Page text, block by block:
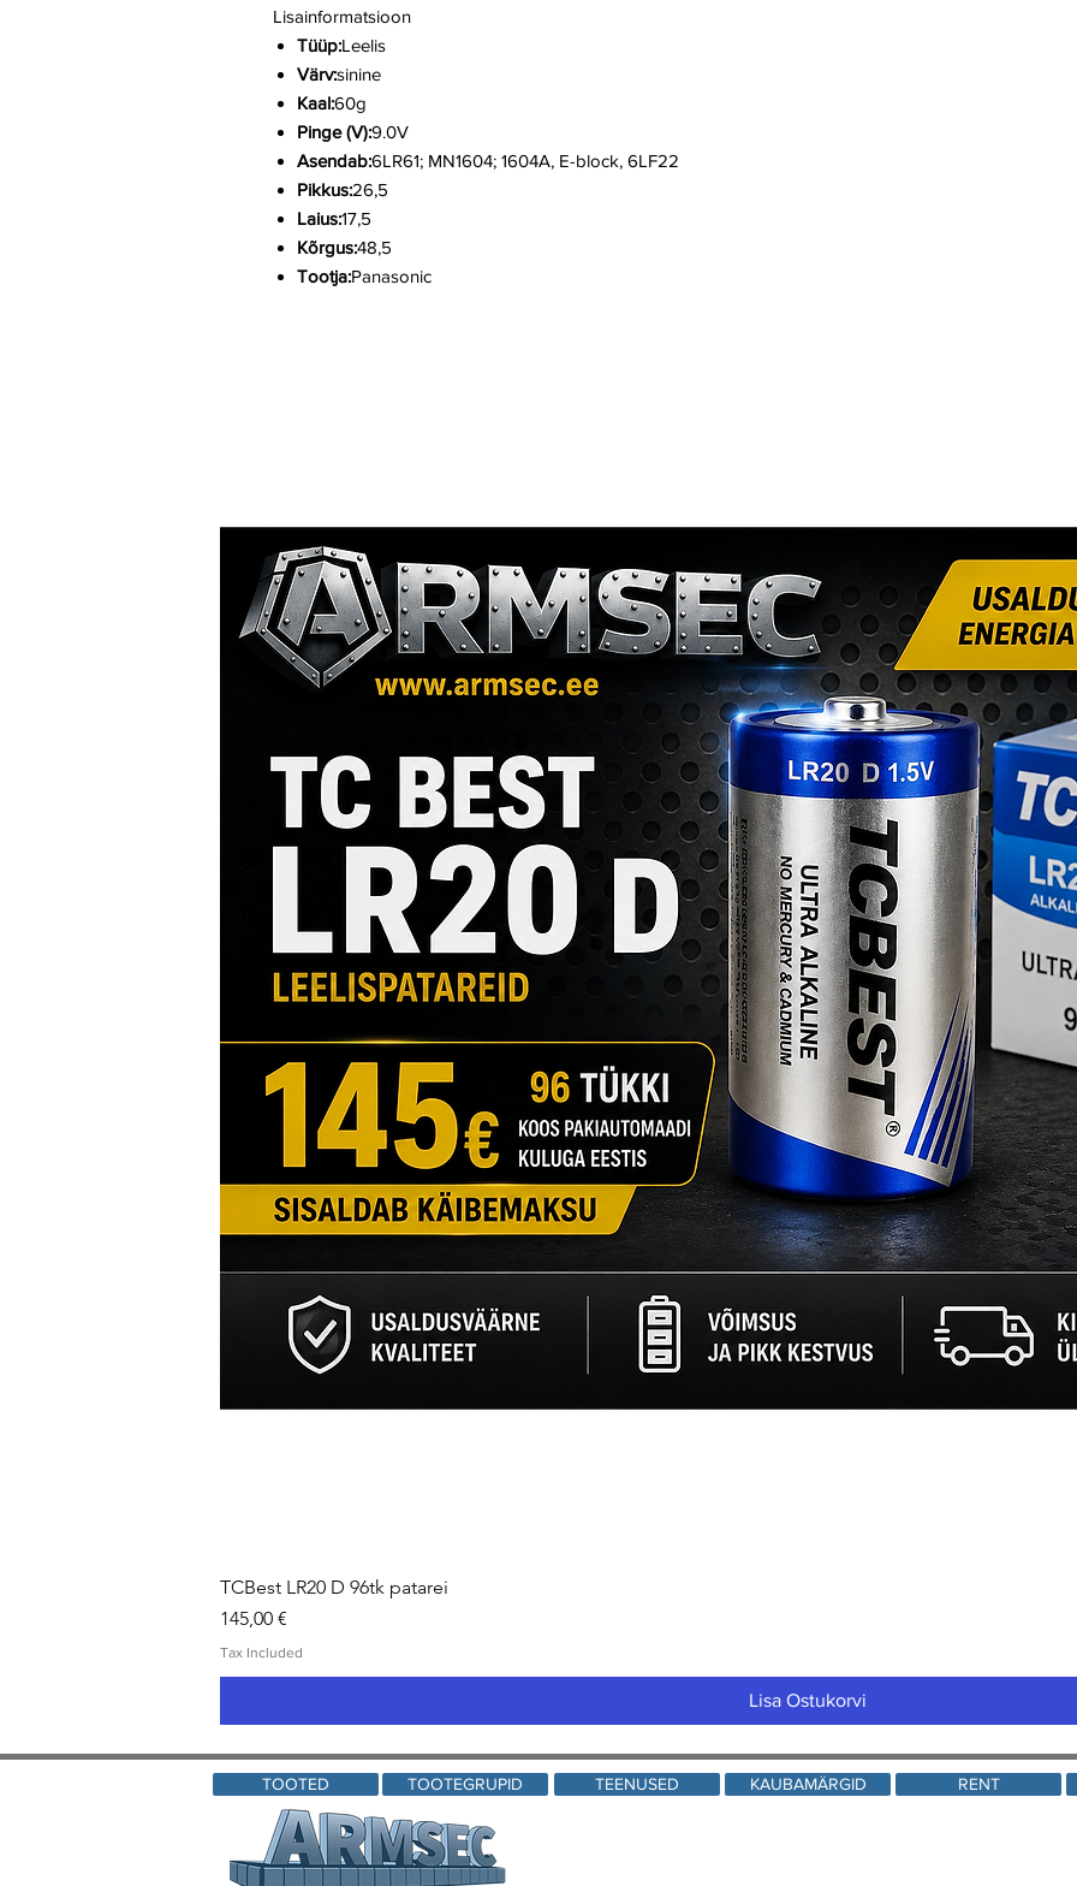
Lisainformatsioon
Tüüp:Leelis
Värv:sinine
Kaal:60g
Pinge (V):9.0V
Asendab:6LR61; MN1604; 1604A, E-block, 6LF22
Pikkus:26,5
Laius:17,5
Kõrgus:48,5
Tootja:Panasonic
TCBest LR20 D 96tk patarei
Price
145,00 €
Tax Included
Lisa Ostukorvi
TOOTED TOOTEGRUPID TEENUSED KAUBAMÄRGID RENT